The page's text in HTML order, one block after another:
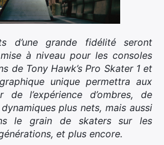
d’une grande fidélité seront
à niveau pour les consoles
de Tony Hawk’s Pro Skater 1 et
unique permettra aux
l’expérience d’ombres, de
plus nets, mais aussi
le grain de skaters sur les
et plus encore.
×